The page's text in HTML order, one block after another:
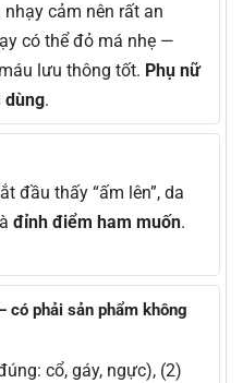
cảm nên rất an
có thể đỏ má nhẹ —
lưu thông tốt. Phụ nữ
dùng.
đầu thấy “ấm lên”, da
đỉnh điểm ham muốn.
có phải sản phẩm không
cổ, gáy, ngực), (2)